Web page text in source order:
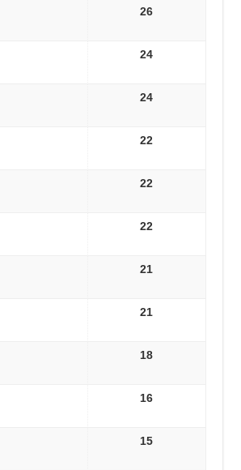
26
24
24
22
22
22
21
21
18
16
15